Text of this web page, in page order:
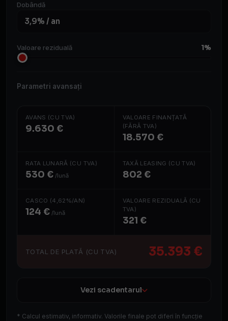
Dobândă
3,9% / an
Valoare reziduală 1%
Parametri avansați
AVANS (CU TVA)
9.630 €
VALOARE FINANȚATĂ
(FĂRĂ TVA)
18.570 €
RATA LUNARĂ (CU TVA)
530 € /lună
TAXĂ LEASING (CU TVA)
802 €
CASCO (4,62%/AN)
124 € /lună
VALOARE REZIDUALĂ (CU
TVA)
321 €
TOTAL DE PLATĂ (CU TVA) 35.393 €
Vezi scadentarul
* Calcul estimativ, informativ. Valorile finale pot diferi în funcție